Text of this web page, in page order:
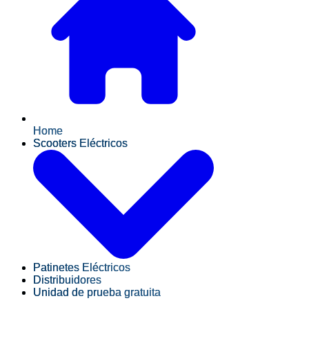
Home
Scooters Eléctricos
Patinetes Eléctricos
Distribuidores
Unidad de prueba gratuita